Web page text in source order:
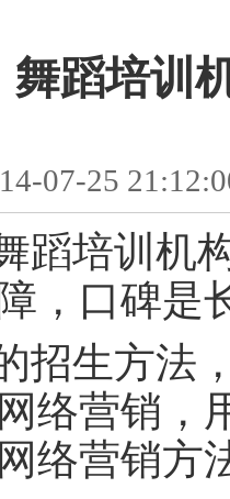
舞蹈培训
07-25
蹈培训机
，口碑是
招生方法
络营销，
络营销方